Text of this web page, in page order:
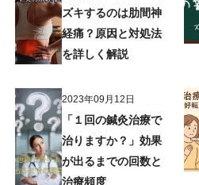
ズキするのは肋間神
経痛？原因と対処法
を詳しく解説
2023年09月12日
「１回の鍼灸治療で
治りますか？」効果
が出るまでの回数と
治療頻度